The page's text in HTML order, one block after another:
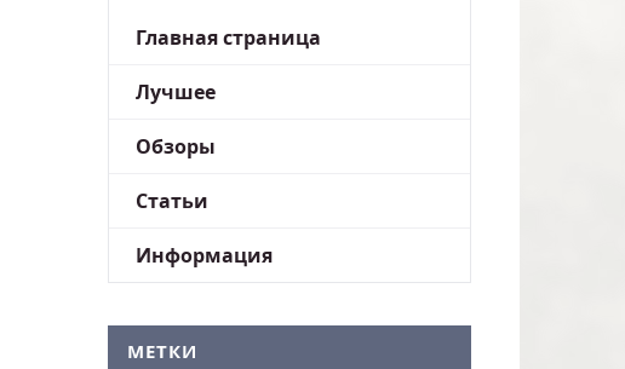
Главная страница
Лучшее
Обзоры
Статьи
Информация
МЕТКИ